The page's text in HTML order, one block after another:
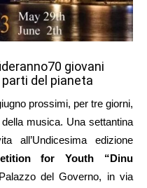
giovani
del pianeta
prossimi, per tre giorni,
musica. Una settantina
all’Undicesima edizione
for Youth “Dinu
del Governo, in via